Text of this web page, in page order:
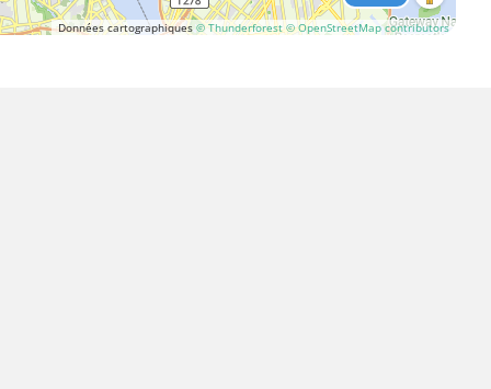
Données cartographiques© Thunderforest © OpenStreetMap contributors